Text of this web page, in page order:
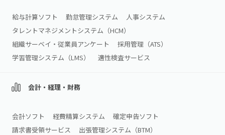
給与計算ソフト 勤怠管理システム
人事システム
タレントマネジメントシステム（HCM）
組織サーベイ・従業員アンケート
採用管理（ATS）
学習管理システム（LMS）
適性検査サービス
会計・経理・財務
会計ソフト 経費精算システム
確定申告ソフト
請求書受領サービス
出張管理システム（BTM）